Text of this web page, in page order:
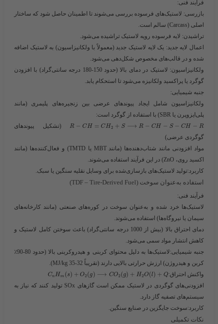
فرآیند فنی:
بازرسی: لاستیک‌های فرسوده بررسی می‌شوند تا اطمینان حاصل شود که ساختار
اصلی (Carcass) سالم است.
تراشیدن: لایه فرسوده رویه لاستیک تراشیده می‌شود.
اعمال لایه جدید: یک لایه لاستیک جدید (معمولاً با ولکانیزاسیون) به لاستیک اضافه
شده و در قالب‌های مخصوص شکل‌دهی می‌شود.
ولکانیزاسیون
: لاستیک در دمای بالا (حدود 150-180 درجه سانتی‌گراد) با افزودن
گوگرد یا پراکسید ولکانیزه می‌شود تا استحکام یابد.
جنبه شیمیایی:
ولکانیزاسیون شامل ایجاد پیوندهای عرضی بین زنجیره‌های پلیمری (مانند
پلی‌ایزوپرن یا SBR) با استفاده از گوگرد است:
R − CH = CH2 + S ⟶ R − CH − S − CH − R
​ (تشکیل پیوندهای
گوگردی عرضی)
مواد افزودنی مانند شتاب‌دهنده‌ها (مانند MBT یا TMTD) و فعال‌کننده‌ها (مانند
اکسید روی، ZnO) در این فرآیند استفاده می‌شوند.
کاربرد:تولید لاستیک‌های بازسازی‌شده برای وسایل نقلیه سنگین یا سبک.
استفاده به‌عنوان سوخت (TDF – Tire-Derived Fuel)
فرآیند فنی:
لاستیک‌ها خرد شده و به‌عنوان سوخت در کوره‌های صنعتی (مانند کارخانه‌های
سیمان یا نیروگاه‌ها) استفاده می‌شوند.
دمای احتراق بالا (بیش از 1000 درجه سانتی‌گراد) باعث سوختن کامل لاستیک و
کاهش انتشار مواد سمی می‌شود.
جنبه شیمیایی
:لاستیک‌ها به دلیل محتوای کربنی و هیدروکربنی بالا (حدود 80-90٪
کربن و هیدروژن) ارزش حرارتی بالایی دارند (تقریباً 32-35 MJ/kg).
واکنش احتراق:​
CnHm (s) + O2 (g) ⟶ CO2 (g) + H2O(l) + Q
افزودنی‌های گوگردی در لاستیک ممکن است گازهای SOx تولید کنند که نیاز به
سیستم‌های تصفیه گاز دارد.
کاربرد:سوخت جایگزین در صنایع سنگین.
نکات تکمیلی